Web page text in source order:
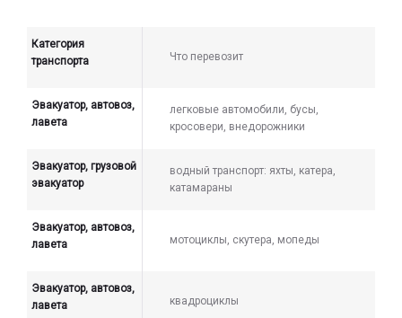
Категория
транспорта
Что перевозит
Эвакуатор, автовоз,
лавета
легковые автомобили, бусы,
кросовери, внедорожники
Эвакуатор, грузовой
эвакуатор
водный транспорт: яхты, катера,
катамараны
Эвакуатор, автовоз,
лавета
мотоциклы, скутера, мопеды
Эвакуатор, автовоз,
лавета
квадроциклы